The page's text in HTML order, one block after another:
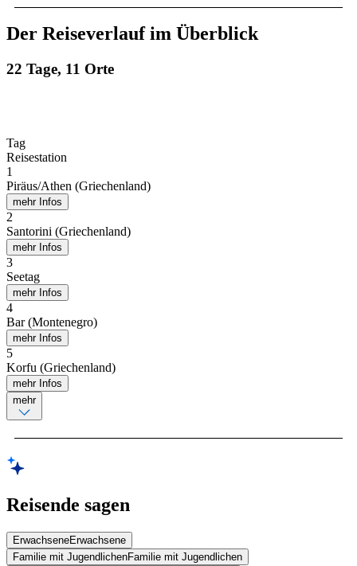
Der Reiseverlauf im Überblick
22 Tage, 11 Orte
Tag
Reisestation
1
Piräus/Athen (Griechenland)
mehr Infos
2
Santorini (Griechenland)
mehr Infos
3
Seetag
mehr Infos
4
Bar (Montenegro)
mehr Infos
5
Korfu (Griechenland)
mehr Infos
mehr
Reisende sagen
ErwachseneErwachsene
Familie mit JugendlichenFamilie mit Jugendlichen